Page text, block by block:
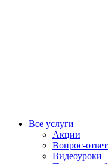
Все услуги
Акции
Вопрос-ответ
Видеоуроки